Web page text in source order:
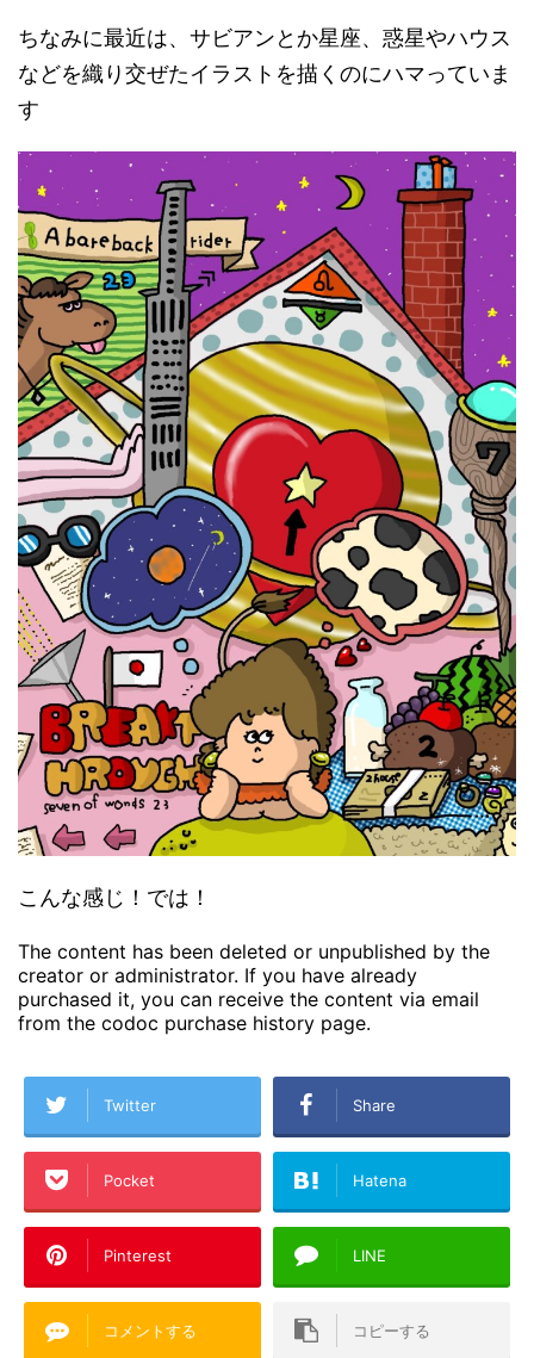
ちなみに最近は、サビアンとか星座、惑星やハウス
などを織り交ぜたイラストを描くのにハマっていま
す
こんな感じ！では！
The content has been deleted or unpublished by the
creator or administrator. If you have already
purchased it, you can receive the content via email
from the codoc purchase history page.
Twitter Share
Pocket Hatena
Pinterest LINE
コメントする コピーする